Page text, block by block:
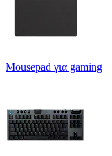
Mousepad για gaming